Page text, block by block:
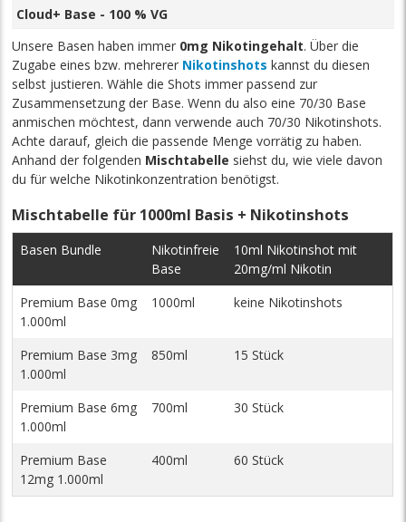
Cloud+ Base - 100 % VG
Unsere Basen haben immer 0mg Nikotingehalt. Über die
Zugabe eines bzw. mehrerer Nikotinshots kannst du diesen
selbst justieren. Wähle die Shots immer passend zur
Zusammensetzung der Base. Wenn du also eine 70/30 Base
anmischen möchtest, dann verwende auch 70/30 Nikotinshots.
Achte darauf, gleich die passende Menge vorrätig zu haben.
Anhand der folgenden Mischtabelle siehst du, wie viele davon
du für welche Nikotinkonzentration benötigst.
Mischtabelle für 1000ml Basis + Nikotinshots
Basen Bundle
Nikotinfreie
Base
10ml Nikotinshot mit
20mg/ml Nikotin
Premium Base 0mg
1.000ml
1000ml keine Nikotinshots
Premium Base 3mg
1.000ml
850ml 15 Stück
Premium Base 6mg
1.000ml
700ml 30 Stück
Premium Base
12mg 1.000ml
400ml 60 Stück